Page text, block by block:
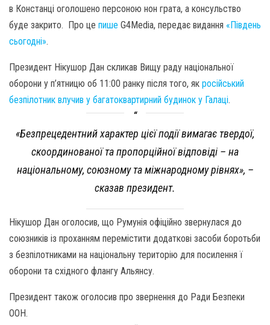
в Констанці оголошено персоною нон грата, а консульство
буде закрито. Про це пише G4Media, передає видання «Південь
сьогодні».
Президент Нікушор Дан скликав Вищу раду національної
оборони у п’ятницю об 11:00 ранку після того, як російський
безпілотник влучив у багатоквартирний будинок у Галаці.
«Безпрецедентний характер цієї події вимагає твердої,
скоординованої та пропорційної відповіді – на
національному, союзному та міжнародному рівнях», –
сказав президент.
Нікушор Дан оголосив, що Румунія офіційно звернулася до
союзників із проханням перемістити додаткові засоби боротьби
з безпілотниками на національну територію для посилення ї
оборони та східного флангу Альянсу.
Президент також оголосив про звернення до Ради Безпеки
ООН.